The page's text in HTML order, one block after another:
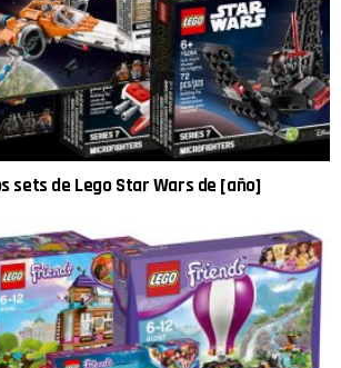
sets de Lego Star Wars de [año]